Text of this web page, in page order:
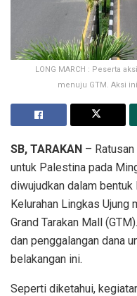
LONG MARCH : Peserta
menuju GTM. Aksi
SB, TARAKAN –
untuk Palestina pada
diwujudkan dalam bentuk
Kelurahan Lingkas Ujung
Grand Tarakan Mall
dan penggalangan dana
belakangan ini.
Seperti diketahui,